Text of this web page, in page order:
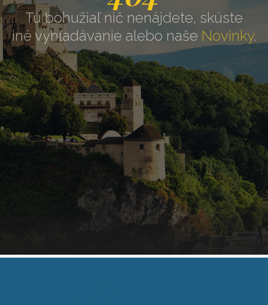
Tu bohužiaľ nič nenájdete, skúste
iné vyhľadávanie alebo naše Novinky.